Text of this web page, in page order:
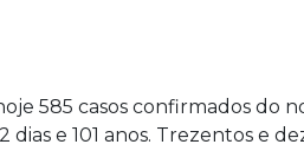
585 casos confirmados do
dias e 101 anos. Trezentos e